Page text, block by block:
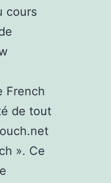
cours
French
de tout
». Ce